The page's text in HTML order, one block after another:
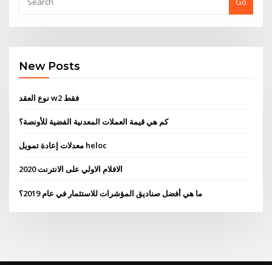
New Posts
نوع العقد w2 فقط
كم هي قيمة العملات المعدنية الفضية للأونصة؟
معدلات إعادة تمويل heloc
الافلام الاولي على الانترنت 2020
ما هي أفضل صناديق المؤشرات للاستثمار في عام 2019؟